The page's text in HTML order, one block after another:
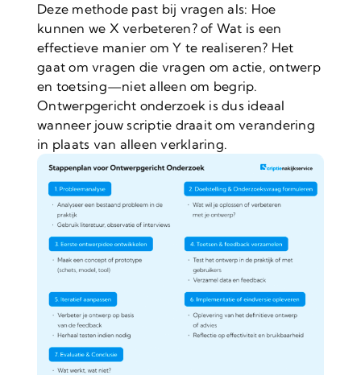
Deze methode past bij vragen als: Hoe
kunnen we X verbeteren? of Wat is een
effectieve manier om Y te realiseren? Het
gaat om vragen die vragen om actie, ontwerp
en toetsing—niet alleen om begrip.
Ontwerpgericht onderzoek is dus ideaal
wanneer jouw scriptie draait om verandering
in plaats van alleen verklaring.